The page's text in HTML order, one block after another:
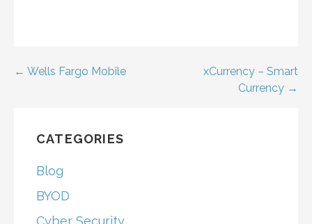
Post
← Wells Fargo Mobile
xCurrency – Smart
Currency →
CATEGORIES
Blog
BYOD
Cyber Security